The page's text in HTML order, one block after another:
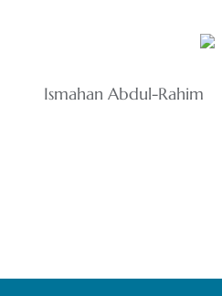
Ismahan Abdul-Rahim